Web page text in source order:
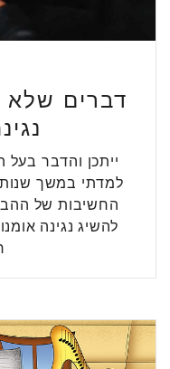
דברים שלא
ייתכן והדבר
למדתי במשך
החשיבות של
להשיג נגינה